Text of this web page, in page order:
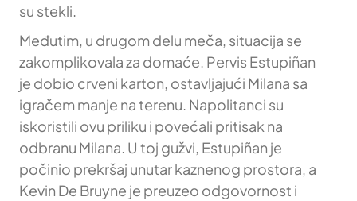
su stekli.
Međutim, u drugom delu meča, situacija se
zakomplikovala za domaće. Pervis Estupiñan
je dobio crveni karton, ostavljajući Milana sa
igračem manje na terenu. Napolitanci su
iskoristili ovu priliku i povećali pritisak na
odbranu Milana. U toj gužvi, Estupiñan je
počinio prekršaj unutar kaznenog prostora, a
Kevin De Bruyne je preuzeo odgovornost i